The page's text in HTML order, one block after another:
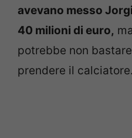
avevano messo
40 milioni di euro,
potrebbe non
prendere il calciatore.